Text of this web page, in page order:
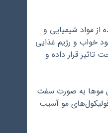
از مواد شیمیایی و
خواب و رژیم غذایی
تاثیر قرار داده و
موها به صورت سفت
مو آسیب